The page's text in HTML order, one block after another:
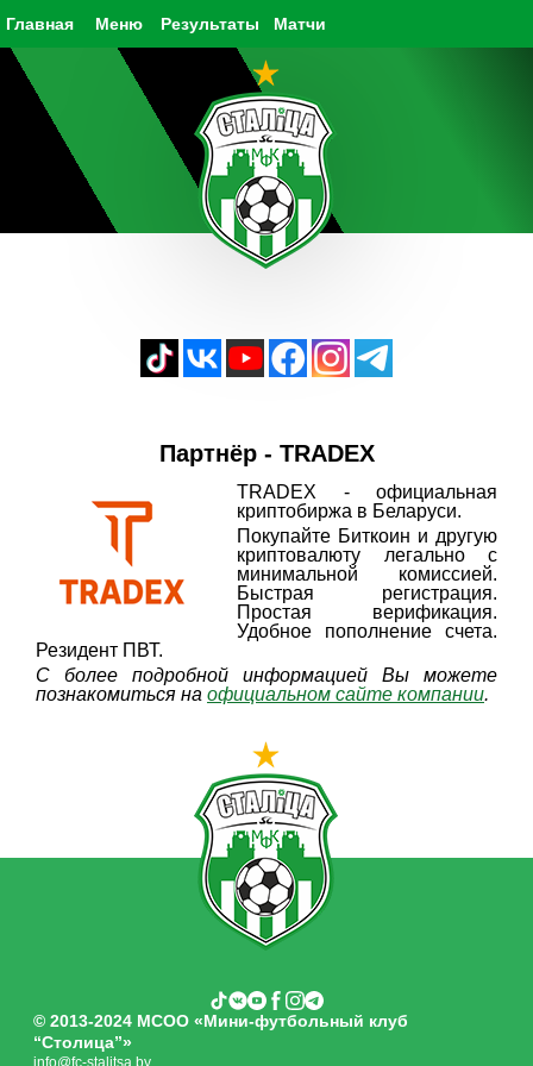
Главная Результаты Матчи
Меню
Партнёр - TRADEX
TRADEX - официальная
криптобиржа в Беларуси.
Покупайте Биткоин и другую
криптовалюту легально с
минимальной комиссией.
Быстрая регистрация.
Простая верификация.
Удобное пополнение счета.
Резидент ПВТ.
С более подробной информацией Вы можете
познакомиться на официальном сайте компании.
© 2013-2024 МСОО «Мини-футбольный клуб
“Столица”»
info@fc-stalitsa.by